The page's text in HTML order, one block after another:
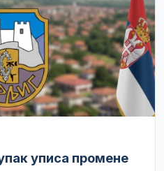
уписа промене